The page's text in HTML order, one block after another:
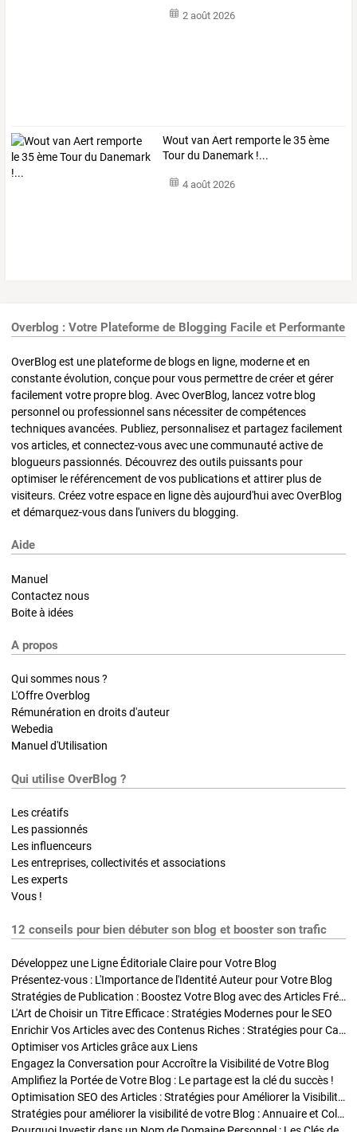
2 août 2026
Wout van Aert remporte le 35 ème
Tour du Danemark !...
4 août 2026
Overblog : Votre Plateforme de Blogging Facile et Performante
OverBlog est une plateforme de blogs en ligne, moderne et en
constante évolution, conçue pour vous permettre de créer et gérer
facilement votre propre blog. Avec OverBlog, lancez votre blog
personnel ou professionnel sans nécessiter de compétences
techniques avancées. Publiez, personnalisez et partagez facilement
vos articles, et connectez-vous avec une communauté active de
blogueurs passionnés. Découvrez des outils puissants pour
optimiser le référencement de vos publications et attirer plus de
visiteurs. Créez votre espace en ligne dès aujourd'hui avec OverBlog
et démarquez-vous dans l'univers du blogging.
Aide
Manuel
Contactez nous
Boite à idées
A propos
Qui sommes nous ?
L'Offre Overblog
Rémunération en droits d'auteur
Webedia
Manuel d'Utilisation
Qui utilise OverBlog ?
Les créatifs
Les passionnés
Les influenceurs
Les entreprises, collectivités et associations
Les experts
Vous !
12 conseils pour bien débuter son blog et booster son trafic
Développez une Ligne Éditoriale Claire pour Votre Blog
Présentez-vous : L'Importance de l'Identité Auteur pour Votre Blog
Stratégies de Publication : Boostez Votre Blog avec des Articles Fréquents et Exclusifs
L'Art de Choisir un Titre Efficace : Stratégies Modernes pour le SEO
Enrichir Vos Articles avec des Contenus Riches : Stratégies pour Captiver et Optimiser
Optimiser vos Articles grâce aux Liens
Engagez la Conversation pour Accroître la Visibilité de Votre Blog
Amplifiez la Portée de Votre Blog : Le partage est la clé du succès !
Optimisation SEO des Articles : Stratégies pour Améliorer la Visibilité de Votre Blog
Stratégies pour améliorer la visibilité de votre Blog : Annuaire et Collaborations